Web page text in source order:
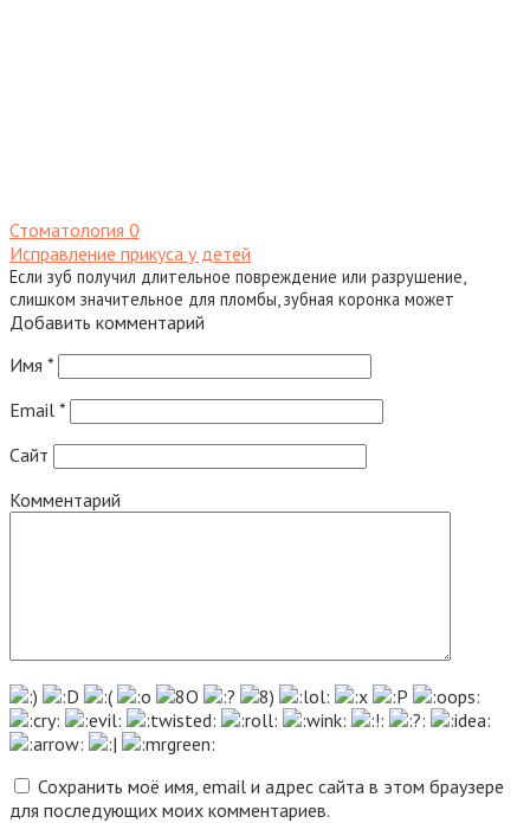
Стоматология 0
Исправление прикуса у детей
Если зуб получил длительное повреждение или разрушение,
слишком значительное для пломбы, зубная коронка может
Добавить комментарий
Имя *
Email *
Сайт
Комментарий
Сохранить моё имя, email и адрес сайта в этом браузере
для последующих моих комментариев.